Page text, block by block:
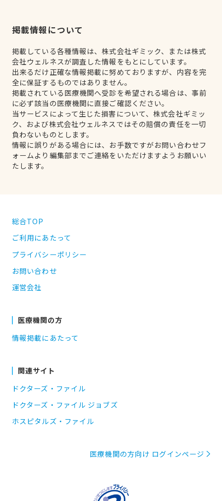
掲載情報について
掲載している各種情報は、株式会社ギミック、または株式
会社ウェルネスが調査した情報をもとにしています。
出来るだけ正確な情報掲載に努めておりますが、内容を完
全に保証するものではありません。
掲載されている医療機関へ受診を希望される場合は、事前
に必ず該当の医療機関に直接ご確認ください。
当サービスによって生じた損害について、株式会社ギミッ
ク、および株式会社ウェルネスではその賠償の責任を一切
負わないものとします。
情報に誤りがある場合には、お手数ですがお問い合わせフ
ォームより編集部までご連絡をいただけますようお願いい
たします。
総合TOP
ご利用にあたって
プライバシーポリシー
お問い合わせ
運営会社
医療機関の方
情報掲載にあたって
関連サイト
ドクターズ・ファイル
ドクターズ・ファイル ジョブズ
ホスピタルズ・ファイル
医療機関の方向け ログインページ